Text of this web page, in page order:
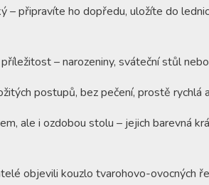
– připravíte ho dopředu, uložíte do
– narozeniny, sváteční stůl
postupů, bez pečení, prostě rychlá
ale i ozdobou stolu – jejich barevná
objevili kouzlo tvarohovo-ovocných